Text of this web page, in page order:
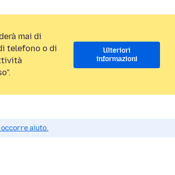
mai di
telefono o di
Ulteriori
informazioni
aiuto.